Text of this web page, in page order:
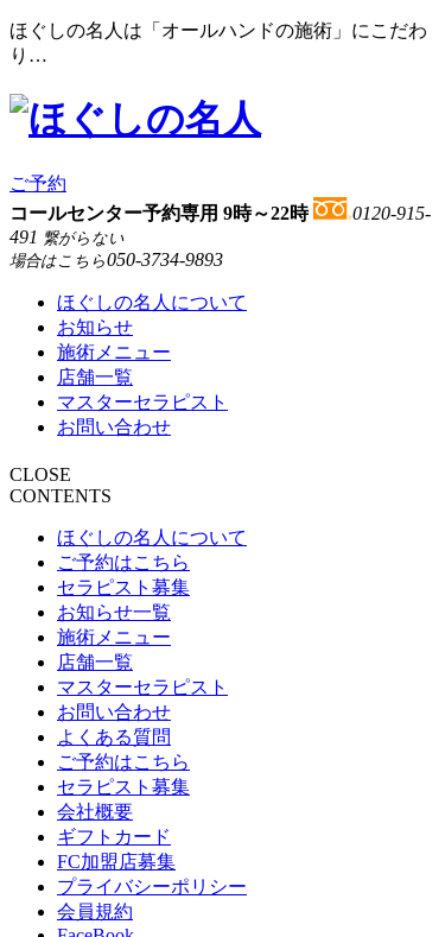
ほぐしの名人は「オールハンドの施術」にこだわ
り…
ご予約
コールセンター予約専用 9時～22時
0120-915-
491 繋がらない
場合はこちら050-3734-9893
ほぐしの名人について
お知らせ
施術メニュー
店舗一覧
マスターセラピスト
お問い合わせ
CLOSE
CONTENTS
ほぐしの名人について
ご予約はこちら
セラピスト募集
お知らせ一覧
施術メニュー
店舗一覧
マスターセラピスト
お問い合わせ
よくある質問
ご予約はこちら
セラピスト募集
会社概要
ギフトカード
FC加盟店募集
プライバシーポリシー
会員規約